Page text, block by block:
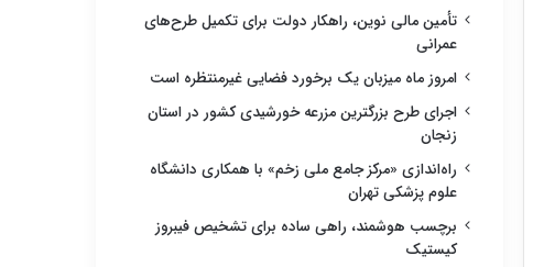
تأمین مالی نوین، راهکار دولت برای تکمیل طرح‌های
عمرانی
امروز ماه میزبان یک برخورد فضایی غیرمنتظره است
اجرای طرح بزرگترین مزرعه خورشیدی کشور در استان
زنجان
راه‌اندازی «مرکز جامع ملی زخم» با همکاری دانشگاه
علوم پزشکی تهران
برچسب هوشمند، راهی ساده برای تشخیص فیبروز
کیستیک